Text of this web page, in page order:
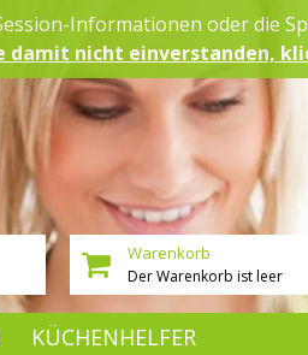
Informationen oder die
damit nicht einverstanden,
KÜCHENHELFER
Warenkorb
Der Warenkorb ist leer